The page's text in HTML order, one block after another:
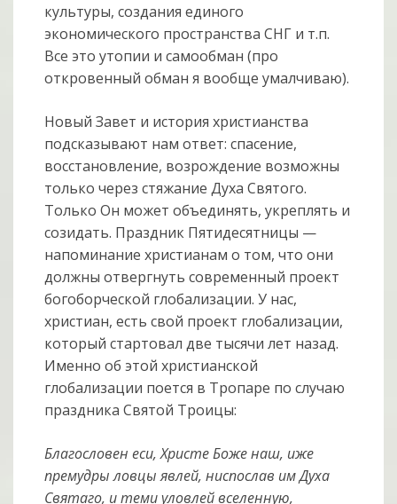
культуры, создания единого
экономического пространства СНГ и т.п.
Все это утопии и самообман (про
откровенный обман я вообще умалчиваю).
Новый Завет и история христианства
подсказывают нам ответ: спасение,
восстановление, возрождение возможны
только через стяжание Духа Святого.
Только Он может объединять, укреплять и
созидать. Праздник Пятидесятницы —
напоминание христианам о том, что они
должны отвергнуть современный проект
богоборческой глобализации. У нас,
христиан, есть свой проект глобализации,
который стартовал две тысячи лет назад.
Именно об этой христианской
глобализации поется в Тропаре по случаю
праздника Святой Троицы:
Благословен еси, Христе Боже наш, иже
премудры ловцы явлей, ниспослав им Духа
Святаго, и теми уловлей вселенную,